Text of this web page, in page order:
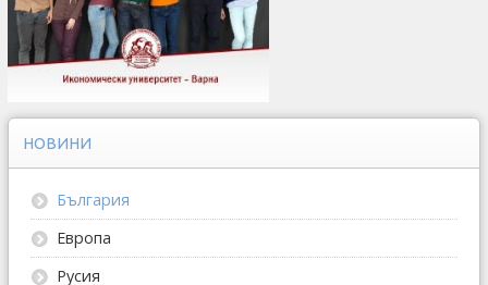
НОВИНИ
България
Европа
Русия